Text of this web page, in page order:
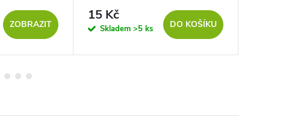
ZOBRAZIT
15 Kč
Skladem >5 ks DO KOŠÍKU